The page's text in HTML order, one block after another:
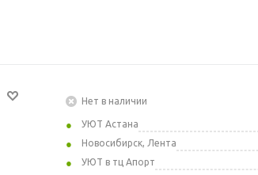
Нет в наличии
УЮТ Астана
Новосибирск, Лента
УЮТ в тц Апорт